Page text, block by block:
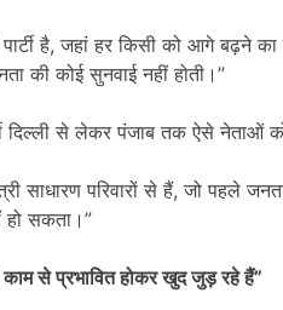
है, जहां हर किसी को आगे बढ़ने
की कोई सुनवाई नहीं होती।”
दिल्ली से लेकर पंजाब तक ऐसे नेताओं
साधारण परिवारों से हैं, जो
हो सकता।”
काम से प्रभावित होकर खुद जुड़ रहे हैं”